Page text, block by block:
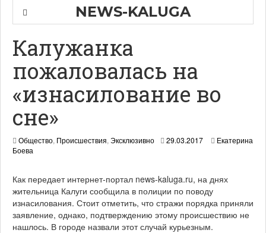
NEWS-KALUGA
Калужанка
пожаловалась на
«изнасилование во
сне»
Общество, Происшествия, Эксклюзивно 29.03.2017
Екатерина
Боева
Как передает интернет-портал news-kaluga.ru, на днях
жительница Калуги сообщила в полиции по поводу
изнасилования. Стоит отметить, что стражи порядка приняли
заявление, однако, подтверждению этому происшествию не
нашлось. В городе назвали этот случай курьезным.